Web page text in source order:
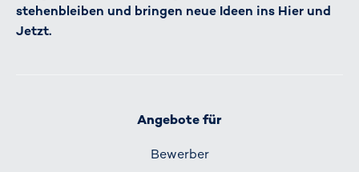
stehenbleiben und bringen neue Ideen ins Hier und
Jetzt.
Angebote für
Bewerber